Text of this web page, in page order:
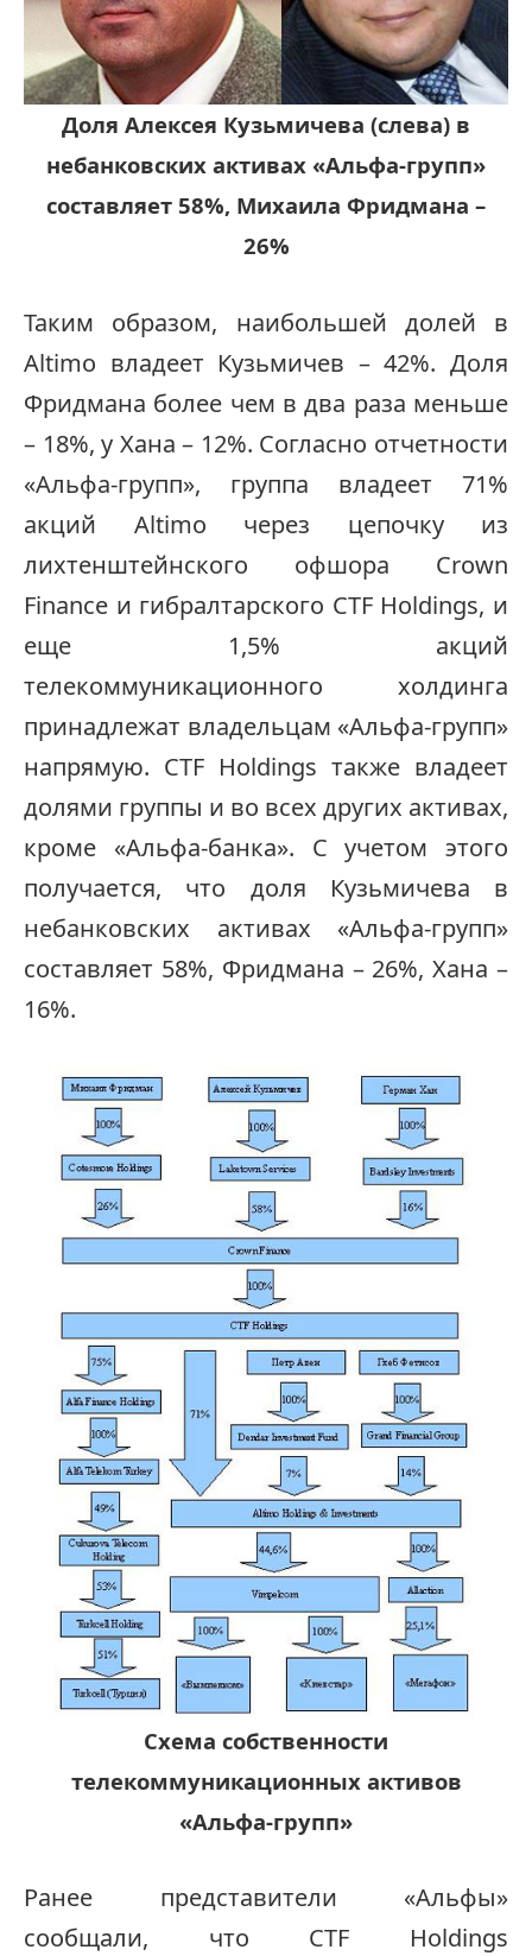
Доля Алексея Кузьмичева (слева) в
небанковских активах «Альфа-групп»
составляет 58%, Михаила Фридмана –
26%
Таким образом, наибольшей долей в
Altimo владеет Кузьмичев – 42%. Доля
Фридмана более чем в два раза меньше
– 18%, у Хана – 12%. Согласно отчетности
«Альфа-групп», группа владеет 71%
акций Altimo через цепочку из
лихтенштейнского офшора Crown
Finance и гибралтарского CTF Holdings, и
еще 1,5% акций
телекоммуникационного холдинга
принадлежат владельцам «Альфа-групп»
напрямую. CTF Holdings также владеет
долями группы и во всех других активах,
кроме «Альфа-банка». С учетом этого
получается, что доля Кузьмичева в
небанковских активах «Альфа-групп»
составляет 58%, Фридмана – 26%, Хана –
16%.
Схема собственности
телекоммуникационных активов
«Альфа-групп»
Ранее представители «Альфы»
сообщали, что CTF Holdings